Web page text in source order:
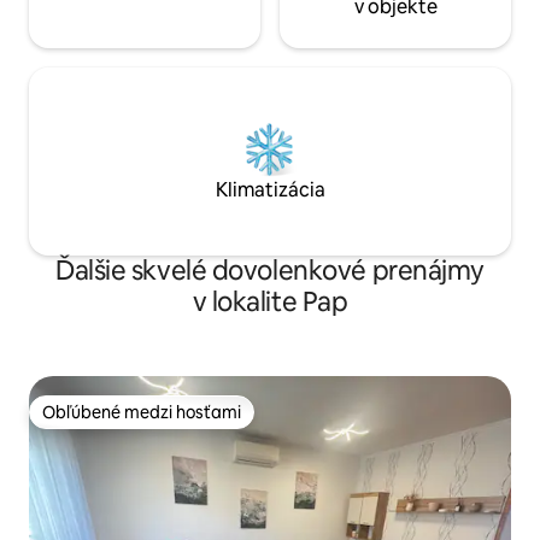
v objekte
Klimatizácia
Ďalšie skvelé dovolenkové prenájmy
v lokalite Pap
Obľúbené medzi hosťami
Obľúbené medzi hosťami